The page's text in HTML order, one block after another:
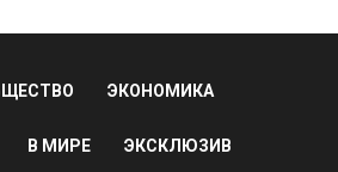
ЭКОНОМИКА
В МИРЕ ЭКСКЛЮЗИВ